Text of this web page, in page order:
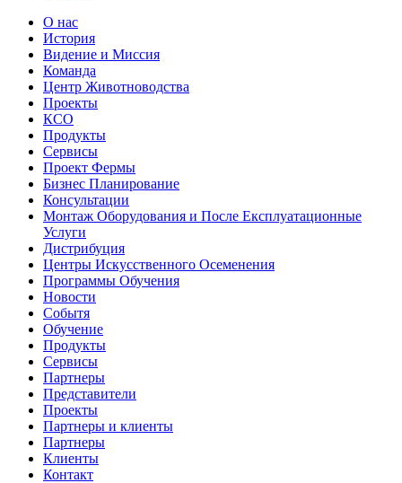
О нас
История
Видение и Миссия
Команда
Центр Животноводства
Проекты
КCО
Продукты
Сервисы
Проект Фермы
Бизнес Планирование
Консультации
Монтаж Оборудования и После Експлуатационные
Услуги
Дистрибуция
Центры Искусственного Осеменения
Программы Обучения
Новости
Событя
Обучение
Продукты
Сервисы
Партнеры
Представители
Проекты
Партнеры и клиенты
Партнеры
Клиенты
Контакт